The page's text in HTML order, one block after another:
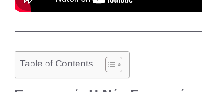
Table of Contents